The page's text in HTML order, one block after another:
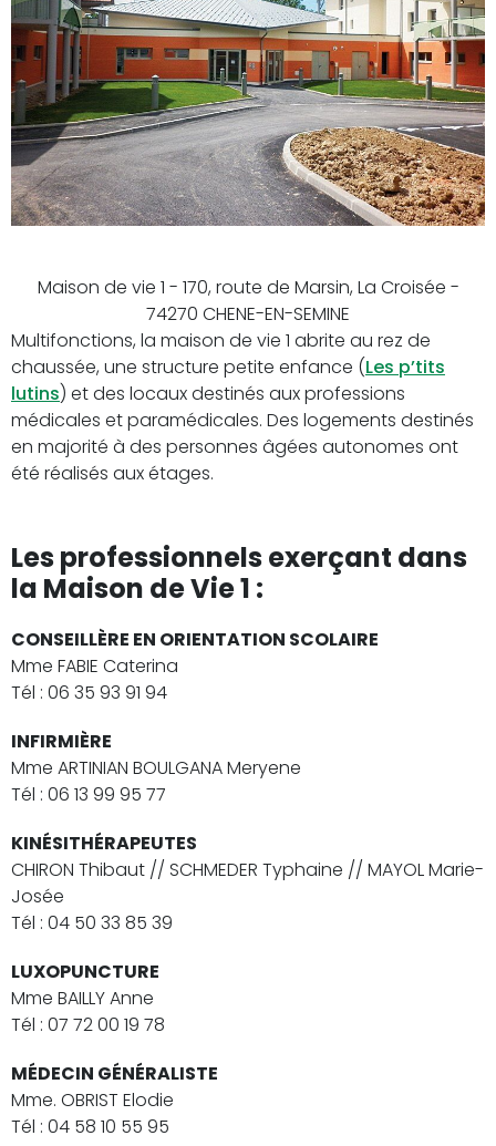
Maison de vie 1 - 170, route de Marsin, La Croisée -
74270 CHENE-EN-SEMINE
Multifonctions, la maison de vie 1 abrite au rez de
chaussée, une structure petite enfance (Les p’tits
lutins) et des locaux destinés aux professions
médicales et paramédicales. Des logements destinés
en majorité à des personnes âgées autonomes ont
été réalisés aux étages.
Les professionnels exerçant dans
la Maison de Vie 1 :
CONSEILLÈRE EN ORIENTATION SCOLAIRE
Mme FABIE Caterina
Tél : 06 35 93 91 94
INFIRMIÈRE
Mme ARTINIAN BOULGANA Meryene
Tél : 06 13 99 95 77
KINÉSITHÉRAPEUTES
CHIRON Thibaut // SCHMEDER Typhaine // MAYOL Marie-
Josée
Tél : 04 50 33 85 39
LUXOPUNCTURE
Mme BAILLY Anne
Tél : 07 72 00 19 78
MÉDECIN GÉNÉRALISTE
Mme. OBRIST Elodie
Tél : 04 58 10 55 95